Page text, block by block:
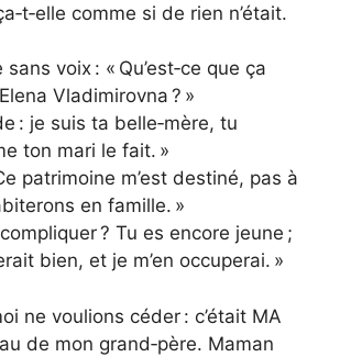
comme si de rien n’était.
voix : « Qu’est‑ce que ça
Vladimirovna ? »
: je suis ta belle‑mère, tu
ton mari le fait. »
patrimoine m’est destiné, pas à
en famille. »
? Tu es encore jeune ;
bien, et je m’en occuperai. »
ne voulions céder : c’était MA
de mon grand‑père. Maman